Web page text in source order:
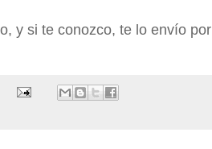
y si te conozco, te lo envío por